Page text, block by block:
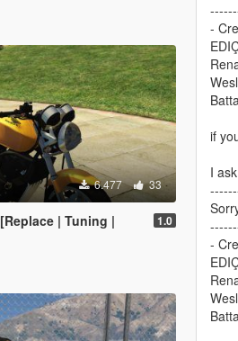
6.477 33
| Tuning | 1.0
-
if
I
-